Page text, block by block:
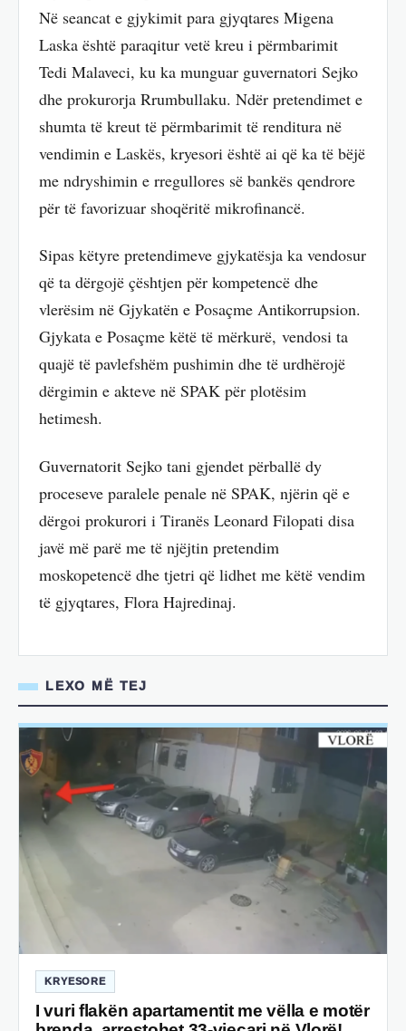
Në seancat e gjykimit para gjyqtares Migena
Laska është paraqitur vetë kreu i përmbarimit
Tedi Malaveci, ku ka munguar guvernatori Sejko
dhe prokurorja Rrumbullaku. Ndër pretendimet e
shumta të kreut të përmbarimit të renditura në
vendimin e Laskës, kryesori është ai që ka të bëjë
me ndryshimin e rregullores së bankës qendrore
për të favorizuar shoqëritë mikrofinancë.
Sipas këtyre pretendimeve gjykatësja ka vendosur
që ta dërgojë çështjen për kompetencë dhe
vlerësim në Gjykatën e Posaçme Antikorrupsion.
Gjykata e Posaçme këtë të mërkurë, vendosi ta
quajë të pavlefshëm pushimin dhe të urdhërojë
dërgimin e akteve në SPAK për plotësim
hetimesh.
Guvernatorit Sejko tani gjendet përballë dy
proceseve paralele penale në SPAK, njërin që e
dërgoi prokurori i Tiranës Leonard Filopati disa
javë më parë me të njëjtin pretendim
moskopetencë dhe tjetri që lidhet me këtë vendim
të gjyqtares, Flora Hajredinaj.
LEXO MË TEJ
KRYESORE
I vuri flakën apartamentit me vëlla e motër